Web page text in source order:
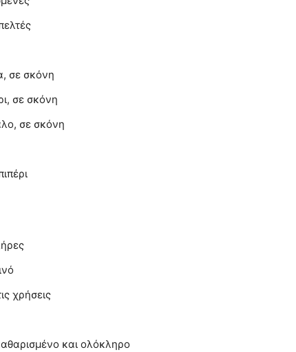
σε σκόνη
σε σκόνη
σε σκόνη
χρήσεις
και ολόκληρο